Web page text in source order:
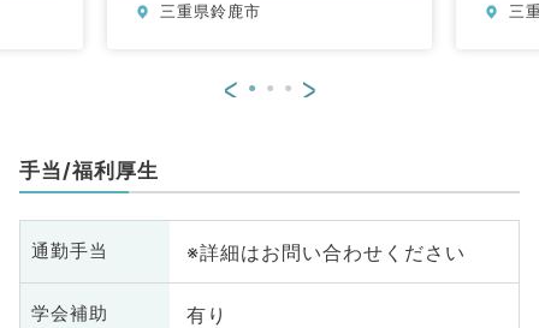
三重県鈴鹿市
内
三
< >
手当/福利厚生
通勤手当 ※詳細はお問い合わせください
学会補助 有り